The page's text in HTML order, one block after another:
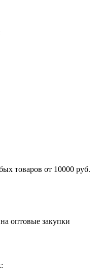
товаров от 10000 руб.
оптовые закупки